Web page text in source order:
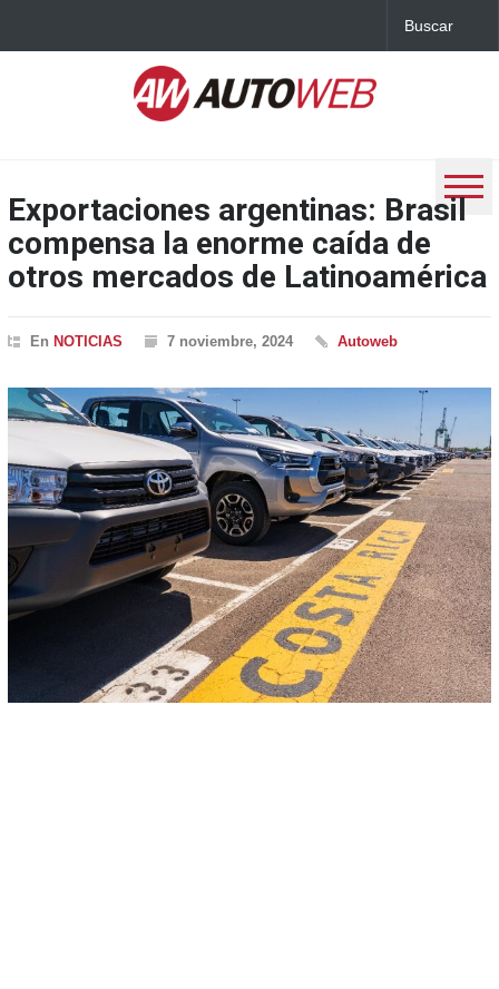
Exportaciones argentinas: Brasil
compensa la enorme caída de
otros mercados de Latinoamérica
En NOTICIAS 7 noviembre, 2024 Autoweb